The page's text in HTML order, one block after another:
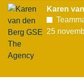
Karen
25